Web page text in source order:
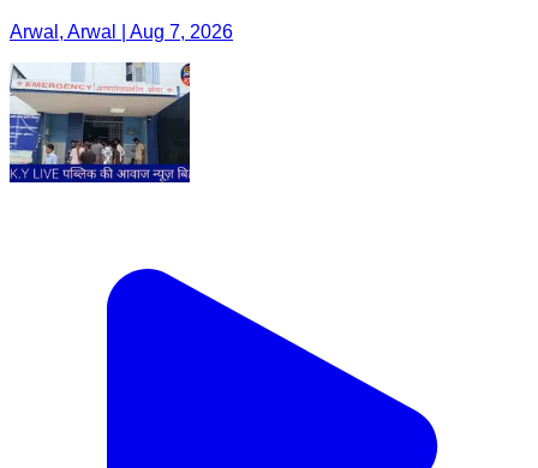
Arwal, Arwal | Aug 7, 2026